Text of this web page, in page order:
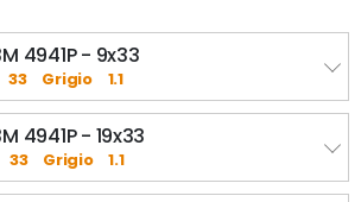
4941P - 9x33
33 Grigio 1.1
4941P - 19x33
33 Grigio 1.1